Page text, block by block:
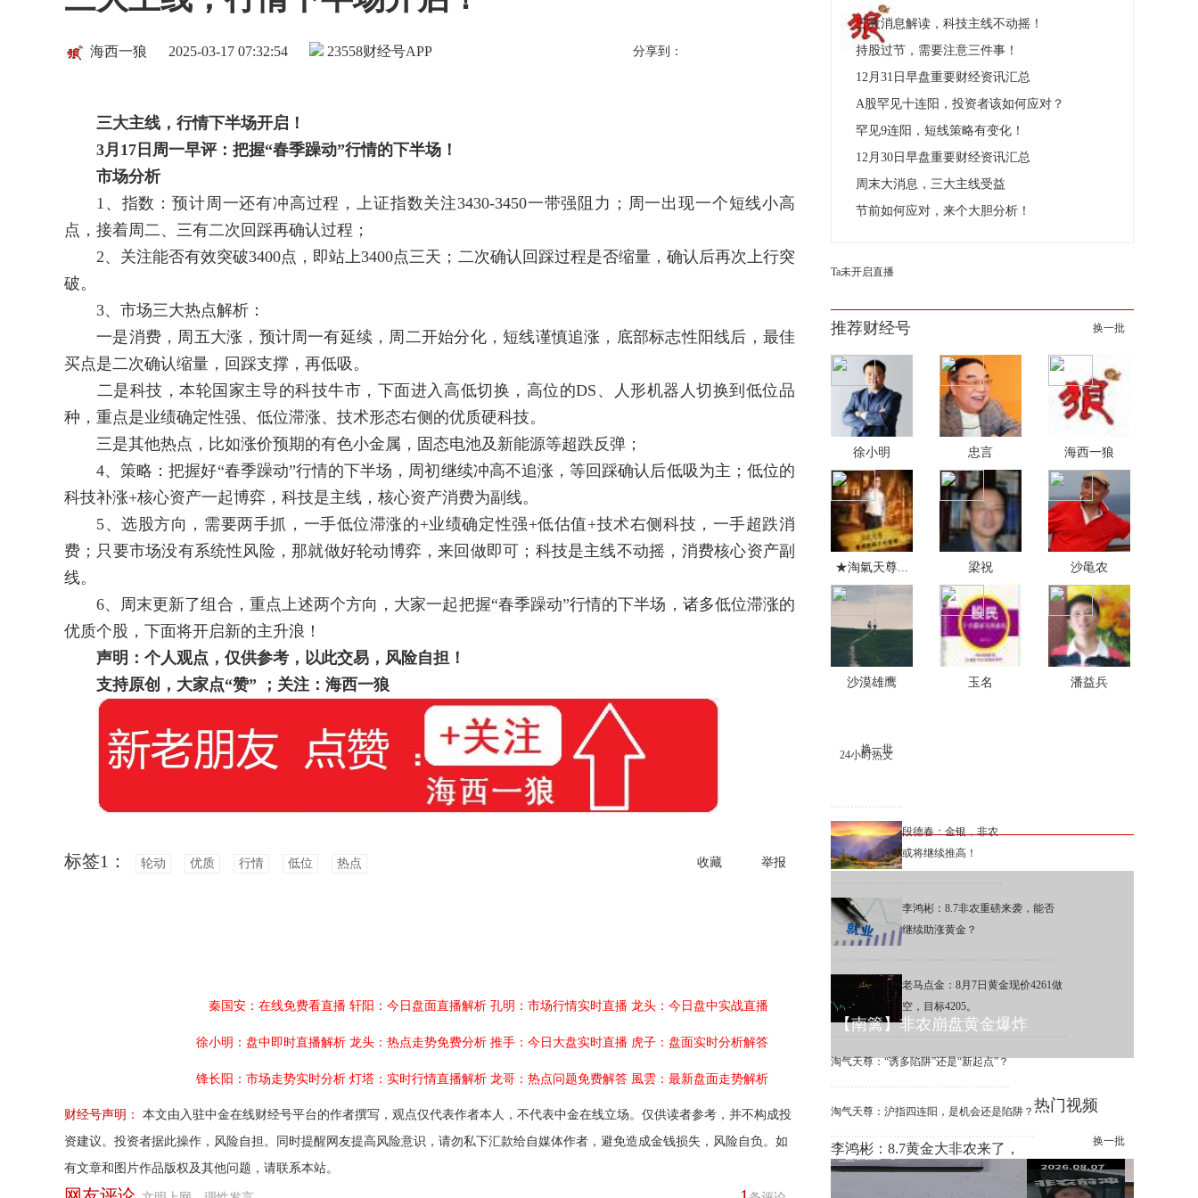
财经号APP
海西一狼 2025-03-17 07:32:54 23558 分享到：
三大主线，行情下半场开启！
3月 17 日周一早评：把握“春季躁动”行情的下半场！
市场分析
1、指数：预计周一还有冲高过程，上证指数关注3430-3450一带强阻力；周一出现一个短线小高
点，接着周二、三有二次回踩再确认过程；
2、关注能否有效突破3400点，即站上3400点三天；二次确认回踩过程是否缩量，确认后再次上行突
破。
3、市场三大热点解析：
一是消费，周五大涨，预计周一有延续，周二开始分化，短线谨慎追涨，底部标志性阳线后，最佳
买点是二次确认缩量，回踩支撑，再低吸。
二是科技，本轮国家主导的科技牛市，下面进入高低切换，高位的DS、人形机器人切换到低位品
种，重点是业绩确定性强、低位滞涨、技术形态右侧的优质硬科技。
三是其他热点，比如涨价预期的有色小金属，固态电池及新能源等超跌反弹；
4、策略：把握好“春季躁动”行情的下半场，周初继续冲高不追涨，等回踩确认后低吸为主；低位的
科技补涨+核心资产一起博弈，科技是主线，核心资产消费为副线。
5、选股方向，需要两手抓，一手低位滞涨的+业绩确定性强+低估值+技术右侧科技，一手超跌消
费；只要市场没有系统性风险，那就做好轮动博弈，来回做即可；科技是主线不动摇，消费核心资产副
线。
6、周末更新了组合，重点上述两个方向，大家一起把握“春季躁动”行情的下半场，诸多低位滞涨的
优质个股，下面将开启新的主升浪！
声明：个人观点，仅供参考，以此交易，风险自担！
支持原创，大家点“赞”
；关注：海西一狼
收藏 举报
标签1： 轮动 优质 行情 低位 热点
秦国安：在线免费看直播 轩阳：今日盘面直播解析 孔明：市场行情实时直播 龙头：今日盘中实战直播
徐小明：盘中即时直播解析 龙头：热点走势免费分析 推手：今日大盘实时直播 虎子：盘面实时分析解答
锋长阳：市场走势实时分析 灯塔：实时行情直播解析 龙哥：热点问题免费解答 風雲：最新盘面走势解析
财经号声明：
本文由入驻中金在线财经号平台的作者撰写，观点仅代表作者本人，不代表中金在线立场。仅供读者参考，并不构成投
资建议。投资者据此操作，风险自担。同时提醒网友提高风险意识，请勿私下汇款给自媒体作者，避免造成金钱损失，风险自负。如
有文章和图片作品版权及其他问题，请联系本站。
《实战36招》、《波段价值体系》，《量化交
易系统》；
三大消息解读，科技主线不动摇！
持股过节，需要注意三件事！
12月31日早盘重要财经资讯汇总
A股罕见十连阳，投资者该如何应对？
罕见9连阳，短线策略有变化！
12月30日早盘重要财经资讯汇总
周末大消息，三大主线受益
节前如何应对，来个大胆分析！
Ta未开启直播
推荐财经号 换一批
徐小明 忠言 海西一狼
★淘氣天尊... 梁祝 沙黾农
沙漠雄鹰 玉名 潘益兵
24小时热文
换一批
段德春：金银，非农
或将继续推高！
李鸿彬：8.7非农重磅来袭，能否
继续助涨黄金？
老马点金：8月7日黄金现价4261做
空，目标4205。
淘气天尊：“诱多陷阱”还是“新起点”？
淘气天尊：沪指四连阳，是机会还是陷阱？ 热门视频
换一批
【南篱】非农崩盘黄金爆炸
李鸿彬：8.7黄金大非农来了，
你看涨还是看跌？